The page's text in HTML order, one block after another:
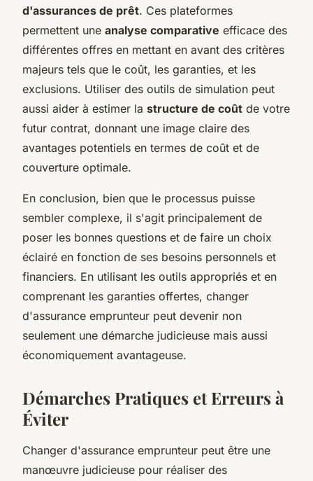
d'assurances de prêt. Ces plateformes
permettent une analyse comparative efficace des
différentes offres en mettant en avant des critères
majeurs tels que le coût, les garanties, et les
exclusions. Utiliser des outils de simulation peut
aussi aider à estimer la structure de coût de votre
futur contrat, donnant une image claire des
avantages potentiels en termes de coût et de
couverture optimale.
En conclusion, bien que le processus puisse
sembler complexe, il s'agit principalement de
poser les bonnes questions et de faire un choix
éclairé en fonction de ses besoins personnels et
financiers. En utilisant les outils appropriés et en
comprenant les garanties offertes, changer
d'assurance emprunteur peut devenir non
seulement une démarche judicieuse mais aussi
économiquement avantageuse.
Démarches Pratiques et Erreurs à
Éviter
Changer d'assurance emprunteur peut être une
manœuvre judicieuse pour réaliser des